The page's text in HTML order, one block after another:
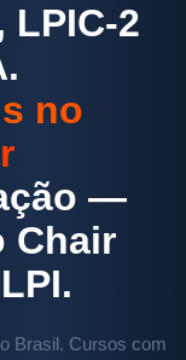
LPIC-2
no
—
Chair
Brasil. Cursos com